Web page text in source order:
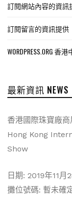
訂閱網站內容的資訊
訂閱留言的資訊提供
WORDPRESS.ORG 香
最新資訊 NEWS
香港國際珠寶廠
Hong Kong
Show
日期: 2019年11月
攤位號碼: 暫未確